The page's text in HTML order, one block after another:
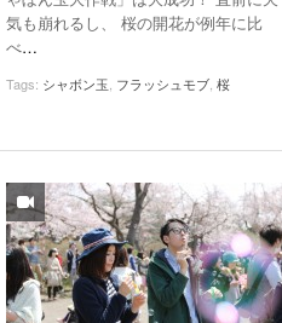
気も崩れるし、 桜の開花が例年に比
べ…
Tags: シャボン玉 フラッシュモブ 桜